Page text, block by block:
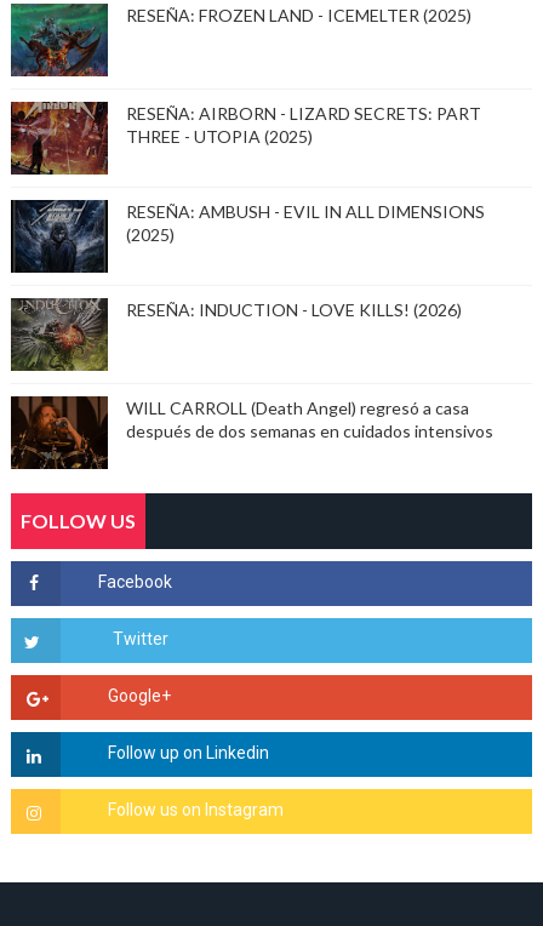
RESEÑA: FROZEN LAND - ICEMELTER (2025)
RESEÑA: AIRBORN - LIZARD SECRETS: PART
THREE - UTOPIA (2025)
RESEÑA: AMBUSH - EVIL IN ALL DIMENSIONS
(2025)
RESEÑA: INDUCTION - LOVE KILLS! (2026)
WILL CARROLL (Death Angel) regresó a casa
después de dos semanas en cuidados intensivos
FOLLOW US